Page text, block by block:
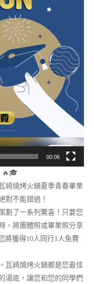
00:06
🔥🎓
崎燒烤火鍋夏季青春畢業
對不能錯過！
劃了一系列驚喜！只要您
，將團體照或畢業照分享
將獲得10人同行1人免費
瓦崎燒烤火鍋都是您最佳
湯底，讓您和您的同學們